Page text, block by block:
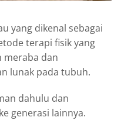
yang dikenal sebagai
terapi fisik yang
meraba dan
lunak pada tubuh.
dahulu dan
generasi lainnya.